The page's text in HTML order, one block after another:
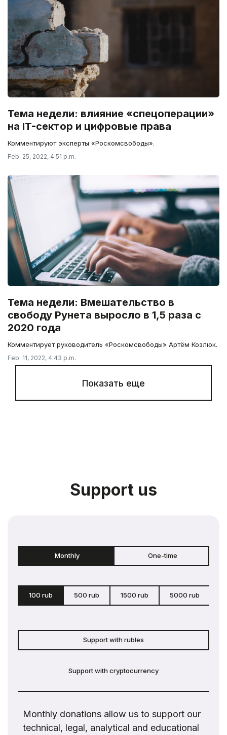
Тема недели: влияние «спецоперации»
на IT-сектор и цифровые права
Комментируют эксперты «Роскомсвободы».
Feb. 25, 2022, 4:51 p.m.
Тема недели: Вмешательство в
свободу Рунета выросло в 1,5 раза с
2020 года
Комментирует руководитель «Роскомсвободы» Артём Козлюк.
Feb. 11, 2022, 4:43 p.m.
Показать еще
Support us
Monthly One-time
100 rub 500 rub 1500 rub 5000 rub
Support with rubles
Support with cryptocurrency
Monthly donations allow us to support our
technical, legal, analytical and educational